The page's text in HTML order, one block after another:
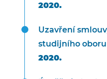
2020.
Uzavření
studijního
2020.